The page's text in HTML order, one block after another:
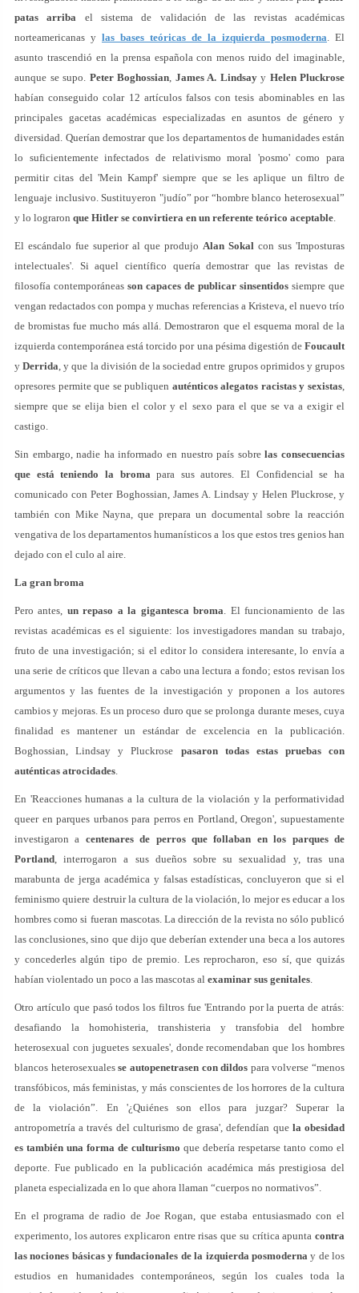
patas arriba el sistema de validación de las revistas académicas
norteamericanas y las bases teóricas de la izquierda posmoderna. El
asunto trascendió en la prensa española con menos ruido del imaginable,
aunque se supo. Peter Boghossian, James A. Lindsayy Helen Pluckrose
habían conseguido colar 12 artículos falsos con tesis abominables en las
principales gacetas académicas especializadas en asuntos de género y
diversidad. Querían demostrar que los departamentos de humanidades están
lo suficientemente infectados de relativismo moral 'posmo' como para
permitir citas del 'Mein Kampf' siempre que se les aplique un filtro de
lenguaje inclusivo. Sustituyeron "judío” por “hombre blanco heterosexual”
y lo lograron que Hitler se convirtiera en un referente teórico aceptable.
El escándalo fue superior al que produjo Alan Sokal con sus 'Imposturas
intelectuales'. Si aquel científico quería demostrar que las revistas de
filosofía contemporáneas son capaces de publicar sinsentidos siempre que
vengan redactados con pompa y muchas referencias a Kristeva, el nuevo trío
de bromistas fue mucho más allá. Demostraron que el esquema moral de la
izquierda contemporánea está torcido por una pésima digestión de Foucault
yDerrida, y que la división de la sociedad entre grupos oprimidos y grupos
opresores permite que se publiquen auténticos alegatos racistas y sexistas,
siempre que se elija bien el color y el sexo para el que se va a exigir el
castigo.
Sin embargo, nadie ha informado en nuestro país sobrelas consecuencias
que está teniendo la bromapara sus autores. El Confidencial se ha
comunicado con Peter Boghossian, James A. Lindsay y Helen Pluckrose, y
también con Mike Nayna, que prepara un documental sobre la reacción
vengativa de los departamentos humanísticos a los que estos tres genios han
dejado con el culo al aire.
La gran broma
Pero antes, un repaso a la gigantesca broma. El funcionamiento de las
revistas académicas es el siguiente: los investigadores mandan su trabajo,
fruto de una investigación; si el editor lo considera interesante, lo envía a
una serie de críticos que llevan a cabo una lectura a fondo; estos revisan los
argumentos y las fuentes de la investigación y proponen a los autores
cambios y mejoras. Es un proceso duro que se prolonga durante meses, cuya
finalidad es mantener un estándar de excelencia en la publicación.
Boghossian, Lindsay y Pluckrose pasaron todas estas pruebas con
auténticas atrocidades.
En 'Reacciones humanas a la cultura de la violación y la performatividad
queer en parques urbanos para perros en Portland, Oregon', supuestamente
investigaron a centenares de perros que follaban en los parques de
Portland, interrogaron a sus dueños sobre su sexualidad y, tras una
marabunta de jerga académica y falsas estadísticas, concluyeron que si el
feminismo quiere destruir la cultura de la violación, lo mejor es educar a los
hombres como si fueran mascotas. La dirección de la revista no sólo publicó
las conclusiones, sino que dijo que deberían extender una beca a los autores
y concederles algún tipo de premio. Les reprocharon, eso sí, que quizás
habían violentado un poco a las mascotas al examinar sus genitales.
Otro artículo que pasó todos los filtros fue 'Entrando por la puerta de atrás:
desafiando la homohisteria, transhisteria y transfobia del hombre
heterosexual con juguetes sexuales', donde recomendaban que los hombres
blancos heterosexualesse autopenetrasen con dildos para volverse “menos
transfóbicos, más feministas, y más conscientes de los horrores de la cultura
de la violación”. En '¿Quiénes son ellos para juzgar? Superar la
antropometría a través del culturismo de grasa', defendían que la obesidad
es también una forma de culturismo que debería respetarse tanto como el
deporte. Fue publicado en la publicación académica más prestigiosa del
planeta especializada en lo que ahora llaman “cuerpos no normativos”.
En el programa de radio de Joe Rogan, que estaba entusiasmado con el
experimento, los autores explicaron entre risas que su crítica apunta contra
las nociones básicas y fundacionales de la izquierda posmodernay de los
estudios en humanidades contemporáneos, según los cuales toda la